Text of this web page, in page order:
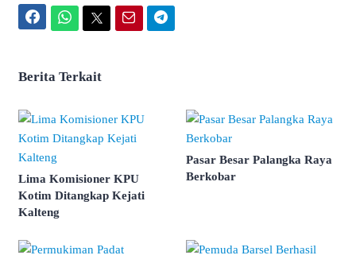
Berita Terkait
Lima Komisioner KPU
Kotim Ditangkap Kejati
Kalteng
Pasar Besar Palangka Raya
Berkobar